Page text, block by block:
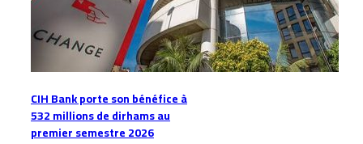
CIH Bank porte son bénéfice à
532 millions de dirhams au
premier semestre 2026